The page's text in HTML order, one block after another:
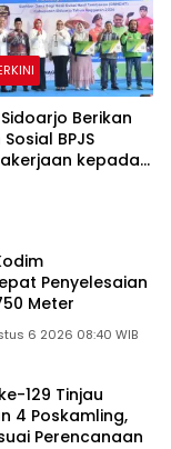
Berikan
BPJS
kepada
Penyelesaian
Meter
6 2026 08:40 WIB
129 Tinjau
4 Poskamling,
Perencanaan